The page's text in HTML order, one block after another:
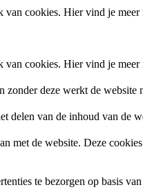
cookies. Hier vind je
cookies. Hier vind je
deze werkt de
van de inhoud van de
de website. Deze
te bezorgen op basis